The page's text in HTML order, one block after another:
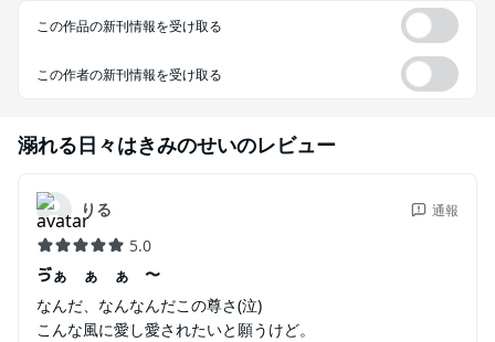
この作品の新刊情報を受け取る
この作者の新刊情報を受け取る
溺れる日々はきみのせいのレビュー
りる 通報
5.0
ゔぁ゙ぁ゙ぁ゙〜
なんだ、なんなんだこの尊さ(泣)
こんな風に愛し愛されたいと願うけど。